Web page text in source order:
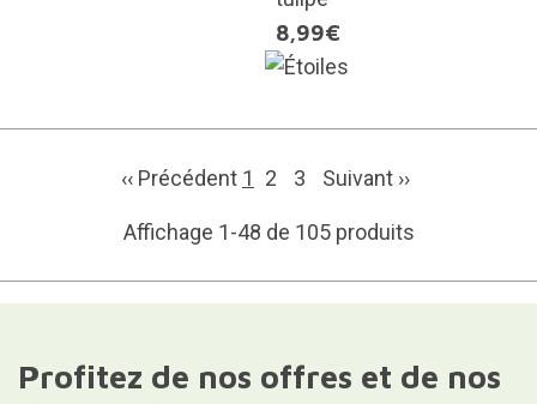
8,99€
‹‹ Précédent 1 2 3 Suivant ››
Affichage 1-48 de 105 produits
Profitez de nos offres et de nos